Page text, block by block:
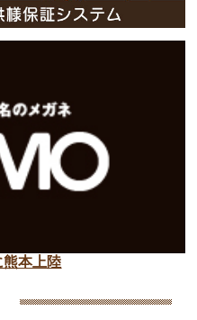
熊本上陸